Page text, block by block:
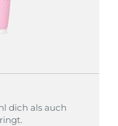
dich als auch
dich als auch
dich als auch